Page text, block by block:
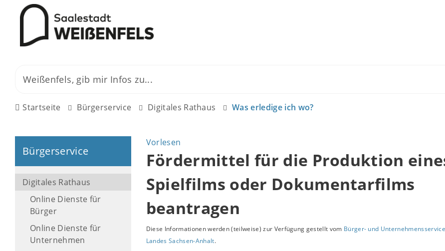
Startseite Bürgerservice Digitales Rathaus Was erledige ich wo?
Bürgerservice
Digitales Rathaus
Online Dienste für
Bürger
Online Dienste für
Unternehmen
Vorlesen
Fördermittel für die Produktion
Spielfilms oder Dokumentarfilms
beantragen
Diese Informationen werden (teilweise) zur Verfügung gestellt vom Bürger- und
Landes Sachsen-Anhalt.